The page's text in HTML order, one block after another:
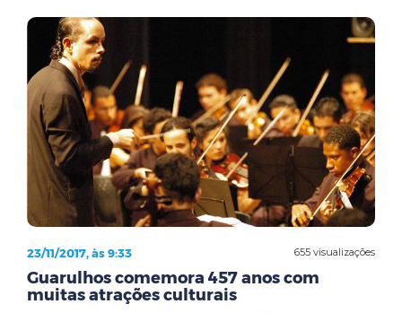
655 visualizações
23/11/2017, às 9:33
Guarulhos comemora 457 anos com
muitas atrações culturais